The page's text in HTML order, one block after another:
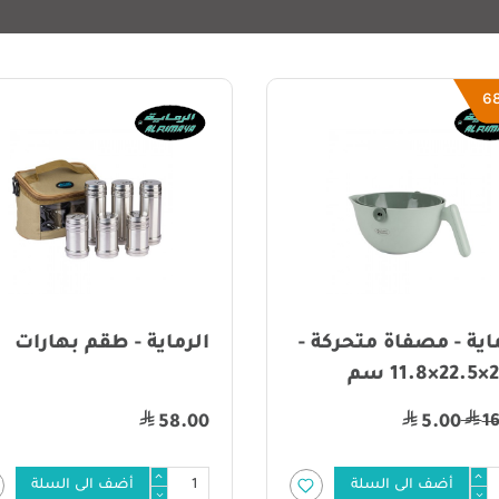
- مصفاة متحركة -
سم
5.00
أضف الى السلة
الرماية - طقم بهارات
58.00
أضف الى السلة